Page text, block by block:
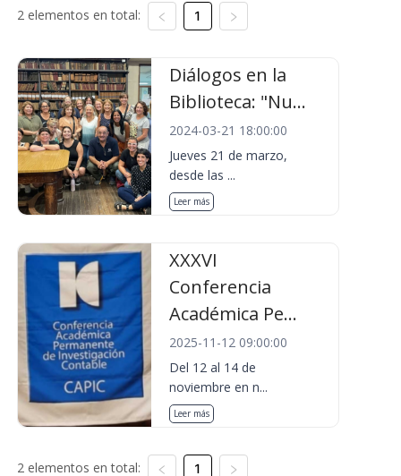
2 elementos en total: 1
Diálogos en la
Biblioteca: "Nu...
2024-03-21 18:00:00
Jueves 21 de marzo,
desde las ...
Leer más
XXXVI
Conferencia
Académica Pe...
2025-11-12 09:00:00
Del 12 al 14 de
noviembre en n...
Leer más
2 elementos en total: 1